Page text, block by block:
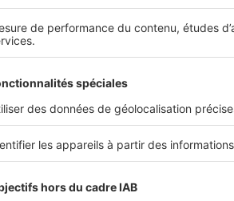
votre simulation Loi Pinel
Cet article vous